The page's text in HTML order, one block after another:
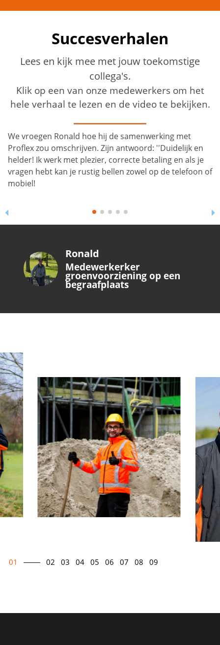
Succesverhalen
Lees en kijk mee met jouw toekomstige
collega's.
Klik op een van onze medewerkers om het
hele verhaal te lezen en de video te bekijken.
We vroegen Ronald hoe hij de samenwerking met
Proflex zou omschrijven. Zijn antwoord: ''Duidelijk en
helder! Ik werk met plezier, correcte betaling en als je
vragen hebt kan je rustig bellen zowel op de telefoon of
mobiel!
Ronald
Medewerkerker
groenvoorziening op een
begraafplaats
01 02 03 04 05 06 07 08 09